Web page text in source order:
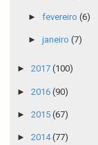
► fevereiro (6)
► janeiro (7)
► 2017 (100)
► 2016 (90)
► 2015 (67)
► 2014(77)